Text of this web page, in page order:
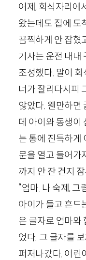
어제, 회식자리에
왔는데도 집에 도
끔찍하게 안 잡혔
기사는 운전 내내
조성했다. 말이
너가 잘리다시피
않았다. 웬만하면
데 아이와 동생이
는 통에 진득하게
문을 열고 들어가
까지 안 잔 건지
“엄마. 나 숙제, 그
아이가 들고 흔드
은 글자로 엄마와
었다. 그 글자를
퍼져나갔다. 어린